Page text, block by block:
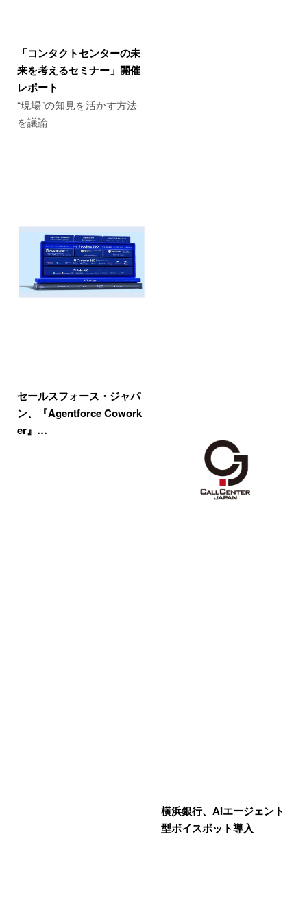
「コンタクトセンターの未
来を考えるセミナー」開催
レポート
“現場”の知見を活かす方法
を議論
セールスフォース・ジャパ
ン、『Agentforce Cowork
er』…
横浜銀行、AIエージェント
型ボイスボット導入